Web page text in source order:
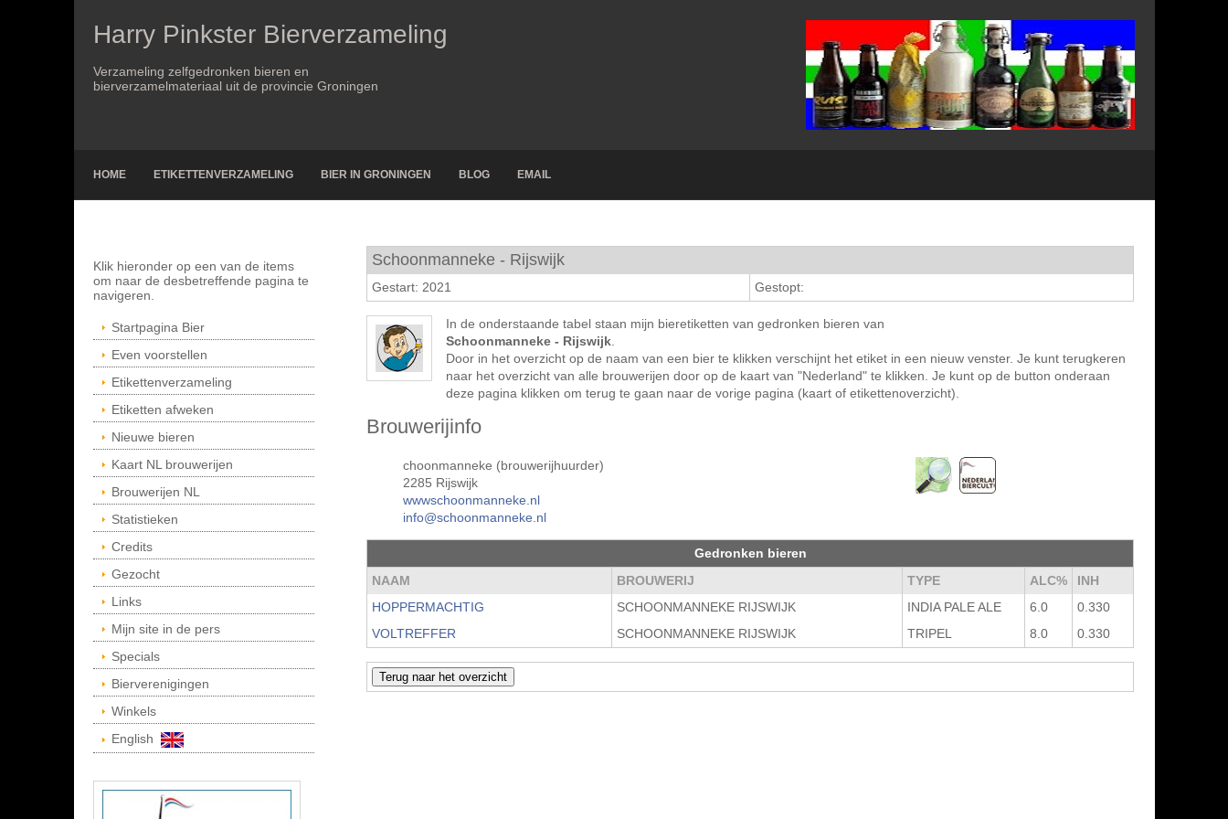
Harry Pinkster Bierverzameling
Verzameling zelfgedronken bieren en
bierverzamelmateriaal uit de provincie Groningen
HOME ETIKETTENVERZAMELING BIER IN GRONINGEN BLOG EMAIL
Klik hieronder op een van de items
om naar de desbetreffende pagina te
navigeren.
Startpagina Bier
Even voorstellen
Etikettenverzameling
Etiketten afweken
Nieuwe bieren
Kaart NL brouwerijen
Brouwerijen NL
Statistieken
Credits
Gezocht
Links
Mijn site in de pers
Specials
Bierverenigingen
Winkels
English
Schoonmanneke - Rijswijk
Gestart: 2021 Gestopt:
In de onderstaande tabel staan mijn bieretiketten van gedronken bieren van
Schoonmanneke - Rijswijk
Door in het overzicht op de naam van een bier te klikken verschijnt het etiket in een nieuw venster. Je kunt terugkeren
naar het overzicht van alle brouwerijen door op de kaart van "Nederland" te klikken. Je kunt op de button onderaan
deze pagina klikken om terug te gaan naar de vorige pagina (kaart of etikettenoverzicht).
Brouwerijinfo
choonmanneke (brouwerijhuurder)
2285 Rijswijk
wwwschoonmanneke.nl
info@schoonmanneke.nl
Gedronken bieren
NAAM
BROUWERIJ TYPE ALC%
INH
HOPPERMACHTIG
SCHOONMANNEKE RIJSWIJK INDIA PALE ALE 6.0
0.330
VOLTREFFER
SCHOONMANNEKE RIJSWIJK TRIPEL 8.0 0.330